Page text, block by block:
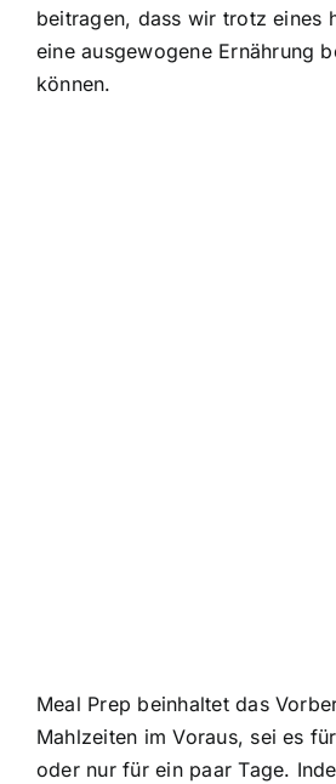
beitragen, dass wir trotz eines
eine ausgewogene Ernährung
können.
Meal Prep beinhaltet das
Mahlzeiten im Voraus, sei es
oder nur für ein paar Tage.